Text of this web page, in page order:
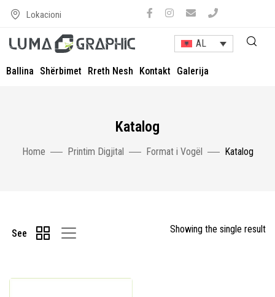
Lokacioni
AL
Ballina Shërbimet Rreth Nesh Kontakt Galerija
Katalog
Home Printim Digjital Format i Vogël Katalog
Showing the single result
See